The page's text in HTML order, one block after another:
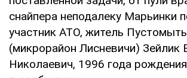
снайпера неподалеку Марьинки
участник АТО, житель
(микрорайон Лисневичи) Зейлик
Николаевич, 1996 года